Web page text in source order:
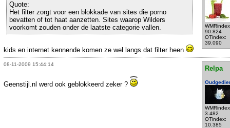
90.824
OTindex:
39.090
Quote:
Het filter zorgt voor een blokkade van sites die porno
bevatten of tot haat aanzetten. Sites waarop Wilders
voorkomt zouden onder de laatste categorie vallen.
kids en internet kennende komen ze wel langs dat filter heen
08-11-2009 15:44:14
Relpa
3.482
OTindex:
10.385
Geenstijl.nl werd ook geblokkeerd zeker ?